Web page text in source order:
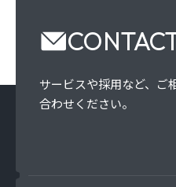
サービスや採用など、 ご
合わせください。